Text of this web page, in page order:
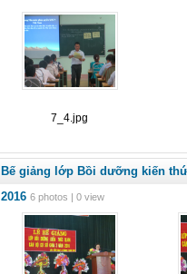
7_4.jpg
Bế giảng lớp Bồi dưỡng kiến
2016 6 photos | 0 view